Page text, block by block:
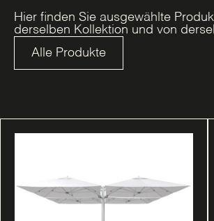
Hier finden Sie ausgewählte
derselben Kollektion und von
Alle Produkte